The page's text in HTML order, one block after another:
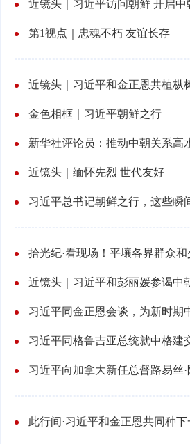
近镜头｜习近平访问朝鲜 开启中
第1视点｜忠魂不朽 友谊长存
近镜头｜习近平和金正恩共植枞
金色相框｜习近平朝鲜之行
新华社评论员：推动中朝关系高
近镜头｜缅怀先烈 世代友好
习近平总书记朝鲜之行，这些瞬
拾光纪·看现场！平壤各界群众
近镜头｜习近平和彭丽媛参谒中
习近平同金正恩会谈，为新时期
习近平同格鲁吉亚总统就中格建
习近平向加拿大新任总督路易丝
此行间·习近平和金正恩共同种